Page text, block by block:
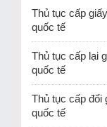
Thủ tục cấp
quốc tế
Thủ tục cấp lại
quốc tế
Thủ tục cấp đổi
quốc tế